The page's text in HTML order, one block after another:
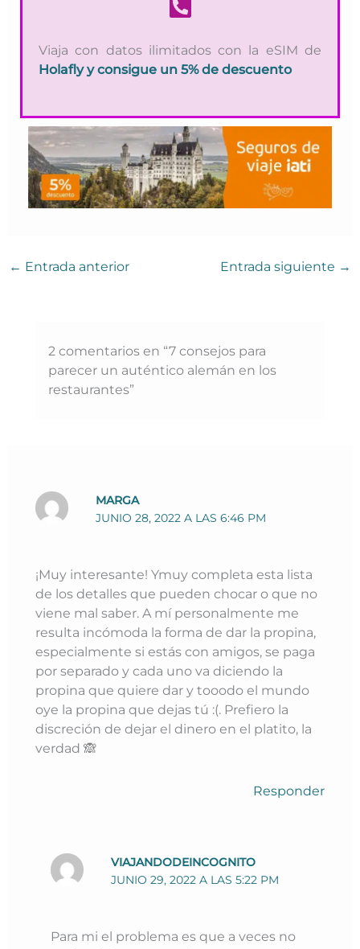
Viaja con datos ilimitados con la eSIM de
Holaflyy consigue un 5% de descuento
← Entrada anterior Entrada siguiente →
2 comentarios en “7 consejos para
parecer un auténtico alemán en los
restaurantes”
MARGA
JUNIO 28, 2022 A LAS 6:46 PM
¡Muy interesante! Ymuy completa esta lista
de los detalles que pueden chocar o que no
viene mal saber. A mí personalmente me
resulta incómoda la forma de dar la propina,
especialmente si estás con amigos, se paga
por separado y cada uno va diciendo la
propina que quiere dar y tooodo el mundo
oye la propina que dejas tú :(. Prefiero la
discreción de dejar el dinero en el platito, la
verdad 🙈
Responder
VIAJANDODEINCOGNITO
JUNIO 29, 2022 A LAS 5:22 PM
Para mi el problema es que a veces no